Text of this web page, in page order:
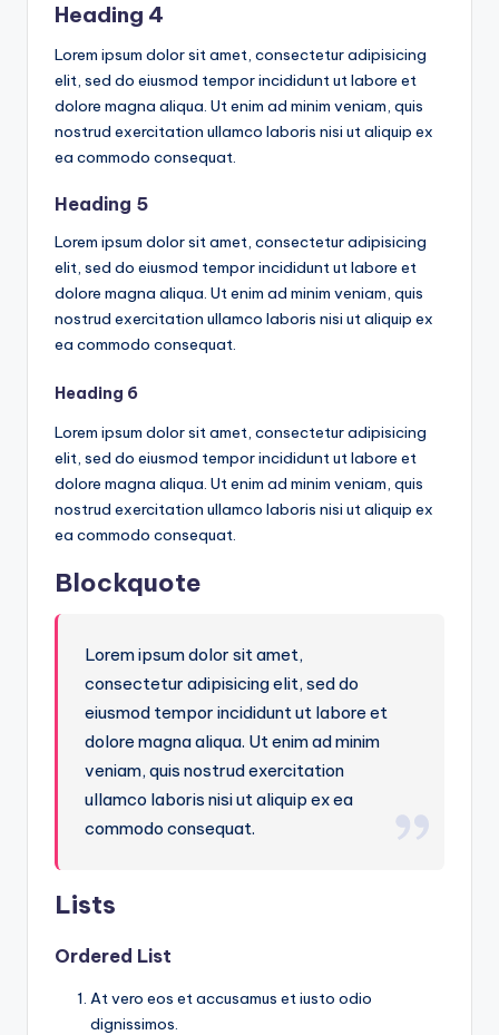
Heading 4
Lorem ipsum dolor sit amet, consectetur adipisicing
elit, sed do eiusmod tempor incididunt ut labore et
dolore magna aliqua. Ut enim ad minim veniam, quis
nostrud exercitation ullamco laboris nisi ut aliquip ex
ea commodo consequat.
Heading 5
Lorem ipsum dolor sit amet, consectetur adipisicing
elit, sed do eiusmod tempor incididunt ut labore et
dolore magna aliqua. Ut enim ad minim veniam, quis
nostrud exercitation ullamco laboris nisi ut aliquip ex
ea commodo consequat.
Heading 6
Lorem ipsum dolor sit amet, consectetur adipisicing
elit, sed do eiusmod tempor incididunt ut labore et
dolore magna aliqua. Ut enim ad minim veniam, quis
nostrud exercitation ullamco laboris nisi ut aliquip ex
ea commodo consequat.
Blockquote
Lorem ipsum dolor sit amet,
consectetur adipisicing elit, sed do
eiusmod tempor incididunt ut labore et
dolore magna aliqua. Ut enim ad minim
veniam, quis nostrud exercitation
ullamco laboris nisi ut aliquip ex ea
commodo consequat.
Lists
Ordered List
At vero eos et accusamus et iusto odio
dignissimos.